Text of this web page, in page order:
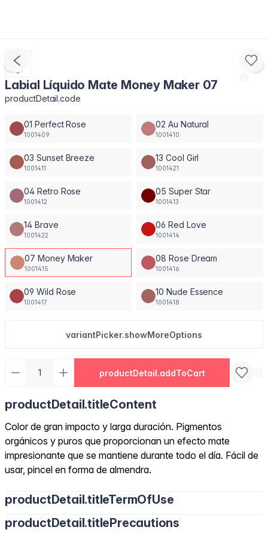
Labial Líquido Mate Money Maker 07
productDetail.code
01 Perfect Rose
1001409
02 Au Natural
1001410
03 Sunset Breeze
1001411
13 Cool Girl
1001421
04 Retro Rose
1001412
05 Super Star
1001413
14 Brave
1001422
06 Red Love
1001414
07 Money Maker
1001415
08 Rose Dream
1001416
09 Wild Rose
1001417
10 Nude Essence
1001418
variantPicker.showMoreOptions
productDetail.addToCart
productDetail.titleContent
Color de gran impacto y larga duración. Pigmentos
orgánicos y puros que proporcionan un efecto mate
impresionante que se mantiene durante todo el día. Fácil de
usar, pincel en forma de almendra.
productDetail.titleTermOfUse
productDetail.titlePrecautions